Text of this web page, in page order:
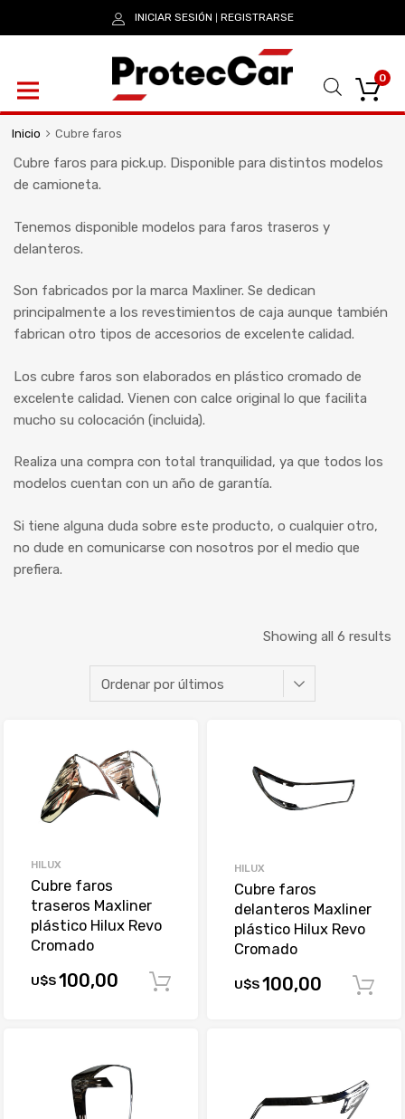
INICIAR SESIÓN REGISTRARSE
0
Inicio Cubre faros
Cubre faros para pick.up. Disponible para distintos modelos
de camioneta.
Tenemos disponible modelos para faros traseros y
delanteros.
Son fabricados por la marca Maxliner. Se dedican
principalmente a los revestimientos de caja aunque también
fabrican otro tipos de accesorios de excelente calidad.
Los cubre faros son elaborados en plástico cromado de
excelente calidad. Vienen con calce original lo que facilita
mucho su colocación (incluida).
Realiza una compra con total tranquilidad, ya que todos los
modelos cuentan con un año de garantía.
Si tiene alguna duda sobre este producto, o cualquier otro,
no dude en comunicarse con nosotros por el medio que
prefiera.
Showing all 6 results
HILUX
Cubre faros
traseros Maxliner
plástico Hilux Revo
Cromado
U$S100,00 Comprar
HILUX
Cubre faros
delanteros Maxliner
plástico Hilux Revo
Cromado
U$S100,00